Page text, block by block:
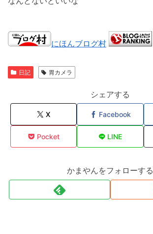
にほんブログ村
日記 胃カメラ
シェアする
X Facebook
Pocket LINE
かまやんをフォローする